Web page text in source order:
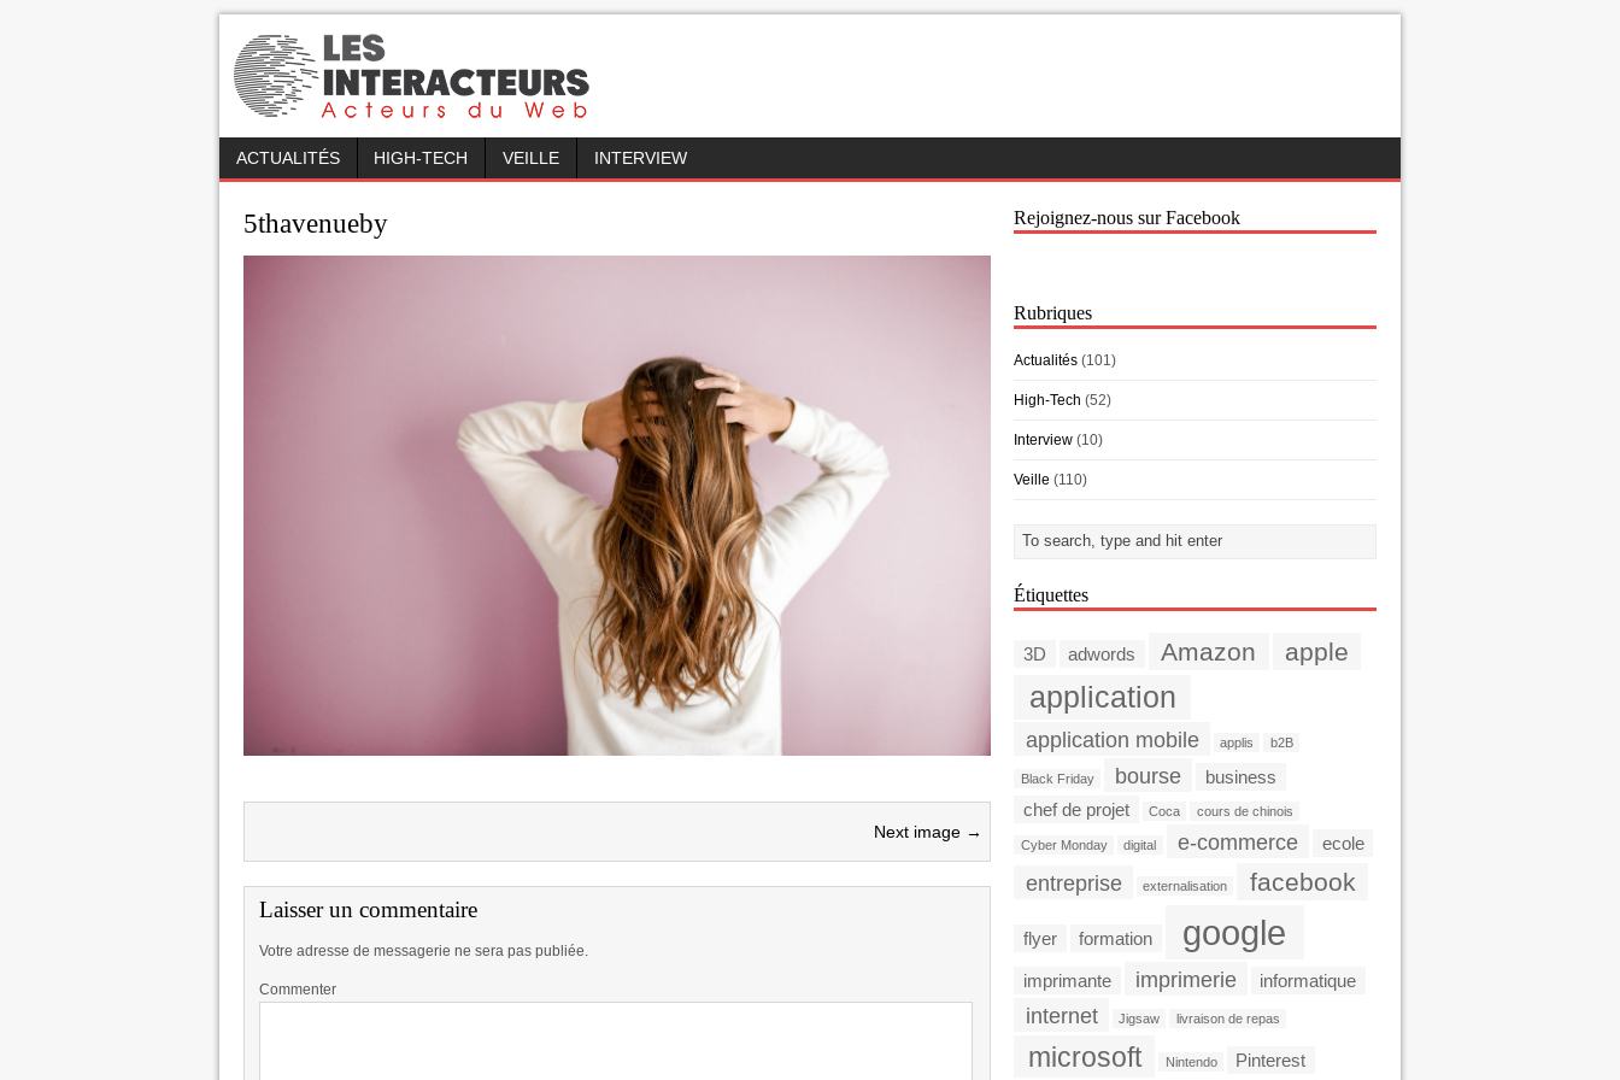
ACTUALITÉS HIGH-TECH VEILLE INTERVIEW
5thavenueby
Next image →
Laisser un commentaire
Votre adresse de messagerie ne sera pas publiée.
Commenter
Rejoignez-nous sur Facebook
Rubriques
Actualités (101)
High-Tech (52)
Interview (10)
Veille (110)
Étiquettes
3D adwords Amazon apple
application
application mobile applis b2B
Black Friday bourse
business
chef de projet
Coca cours de chinois
Cyber Monday digital e-commerce ecole
entreprise externalisation facebook
flyer formation google
imprimante imprimerie informatique
internet Jigsaw livraison de repas
microsoft Nintendo Pinterest